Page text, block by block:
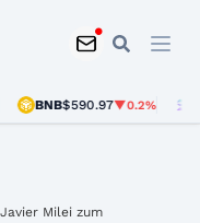
BNB$590.97▼0.2% SOL
Milei zum